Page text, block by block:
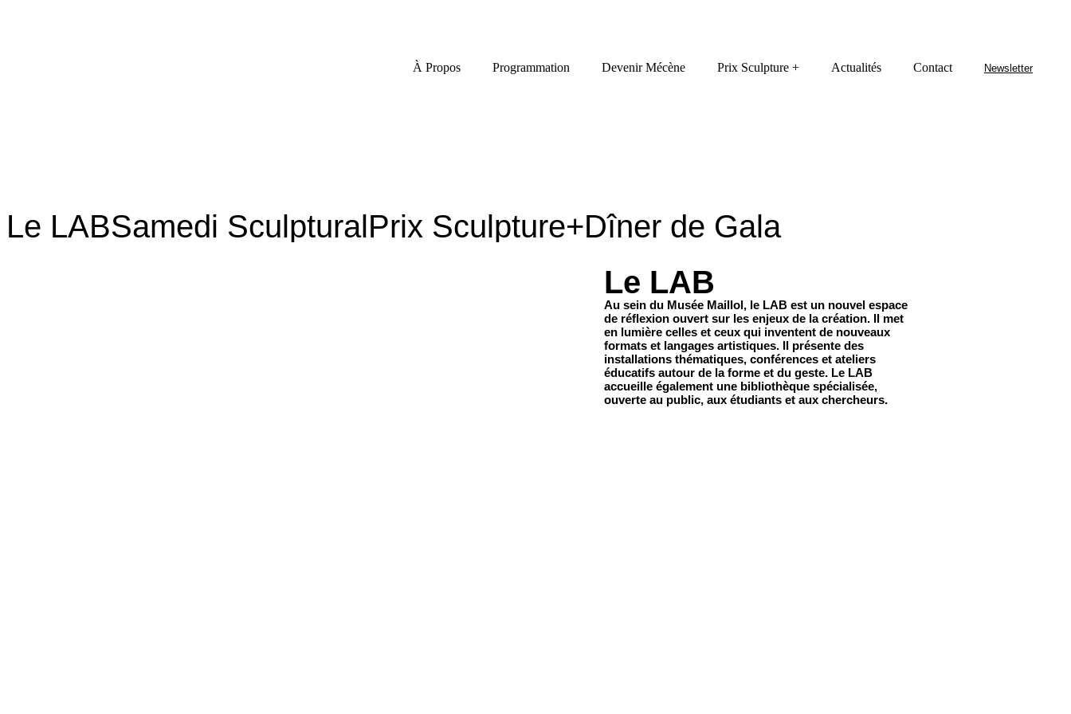
À Propos Programmation Devenir Mécène Prix Sculpture + Actualités Contact Newsletter
Le LABSamedi SculpturalPrix Sculpture+Dîner de Gala
Le LAB
Au sein du Musée Maillol, le LAB est un nouvel espace
de réflexion ouvert sur les enjeux de la création. Il met
en lumière celles et ceux qui inventent de nouveaux
formats et langages artistiques. Il présente des
installations thématiques, conférences et ateliers
éducatifs autour de la forme et du geste. Le LAB
accueille également une bibliothèque spécialisée,
ouverte au public, aux étudiants et aux chercheurs.